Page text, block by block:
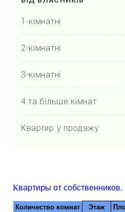
1-кімнатні
2-кімнатні
3-кімнатні
4 та більше кімнат
Квартир у продажу
Квартиры от
Количество комнат Этаж